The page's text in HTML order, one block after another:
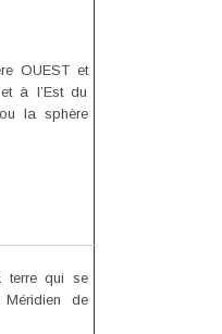
OUEST et
à l’Est du
la sphère
terre qui se
de